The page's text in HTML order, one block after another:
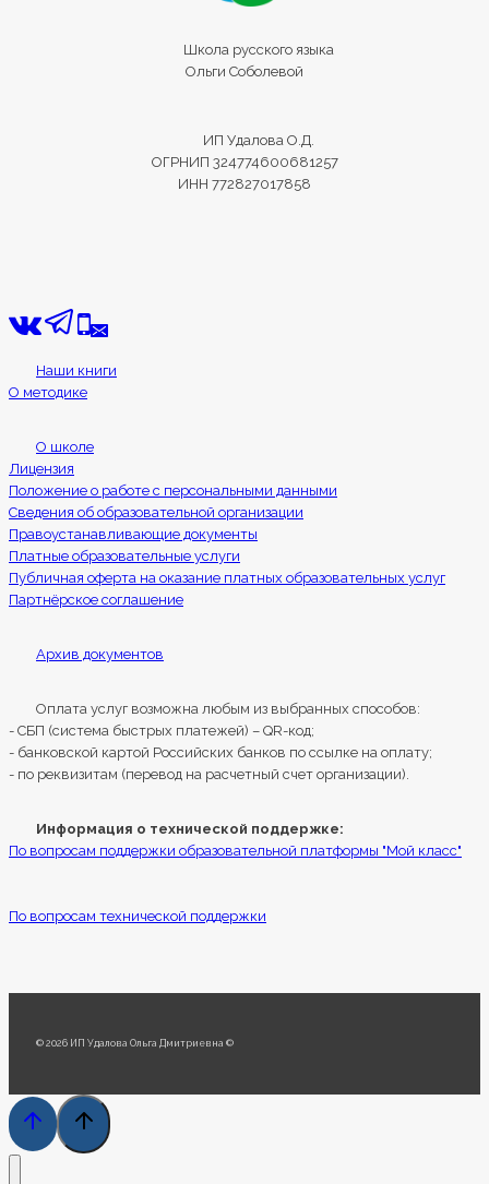
Школа русского языка
Ольги Соболевой
ИП Удалова О.Д.
ОГРНИП 324774600681257
ИНН 772827017858
Наши книги
О методике
О школе
Лицензия
Положение о работе с персональными данными
Сведения об образовательной организации
Правоустанавливающие документы
Платные образовательные услуги
Публичная оферта на оказание платных образовательных услуг
Партнёрское соглашение
Архив документов
Оплата услуг возможна любым из выбранных способов:
- СБП (система быстрых платежей) – QR-код;
- банковской картой Российских банков по ссылке на оплату;
- по реквизитам (перевод на расчетный счет организации).
Информация о технической поддержке:
По вопросам поддержки образовательной платформы "Мой класс"
По вопросам технической поддержки
© 2026 ИП Удалова Ольга Дмитриевна ©